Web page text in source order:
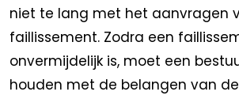
niet te lang met het aanvragen
faillissement. Zodra een
onvermijdelijk is, moet een
houden met de belangen van